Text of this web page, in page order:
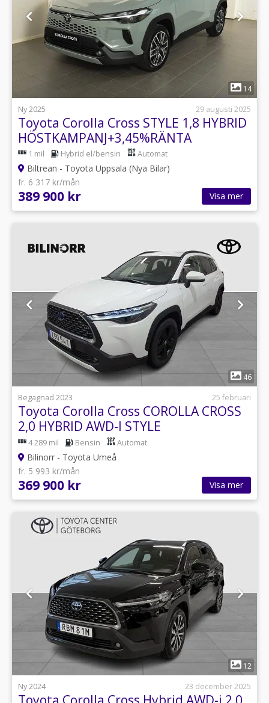
1
14
Ny 2025
29 augusti 2025
Toyota Corolla Cross STYLE 1,8 HYBRID
HÖSTKAMPANJ+3,45%RÄNTA
1 mil Hybrid el/bensin Automat
Biltrean - Toyota Uppsala (Nya Bilar)
fr. 6 317 kr/mån
389 900 kr Visa mer
1
46
Begagnad 2023
25 februari
Toyota Corolla Cross COROLLA CROSS
2,0 HYBRID AWD-I STYLE
4 289 mil Bensin Automat
Bilinorr - Toyota Umeå
fr. 5 993 kr/mån
369 900 kr Visa mer
12
Ny 2024
23 december 2025